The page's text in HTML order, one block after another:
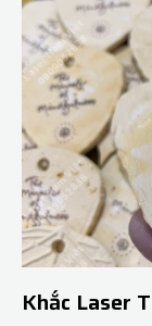
Khắc Laser